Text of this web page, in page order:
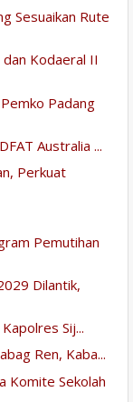
Sesuaikan Rute
Kodaeral II
Padang
Australia ...
Perkuat
Pemutihan
Dilantik,
Sij...
Ren, Kaba...
Komite Sekolah